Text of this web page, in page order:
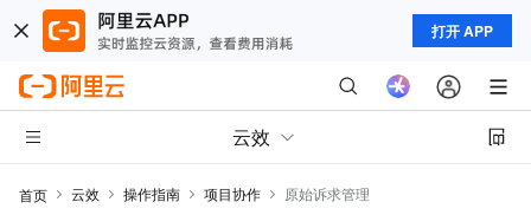
打开 APP
云效
首页 云效 操作指南 项目协作 原始诉求管理